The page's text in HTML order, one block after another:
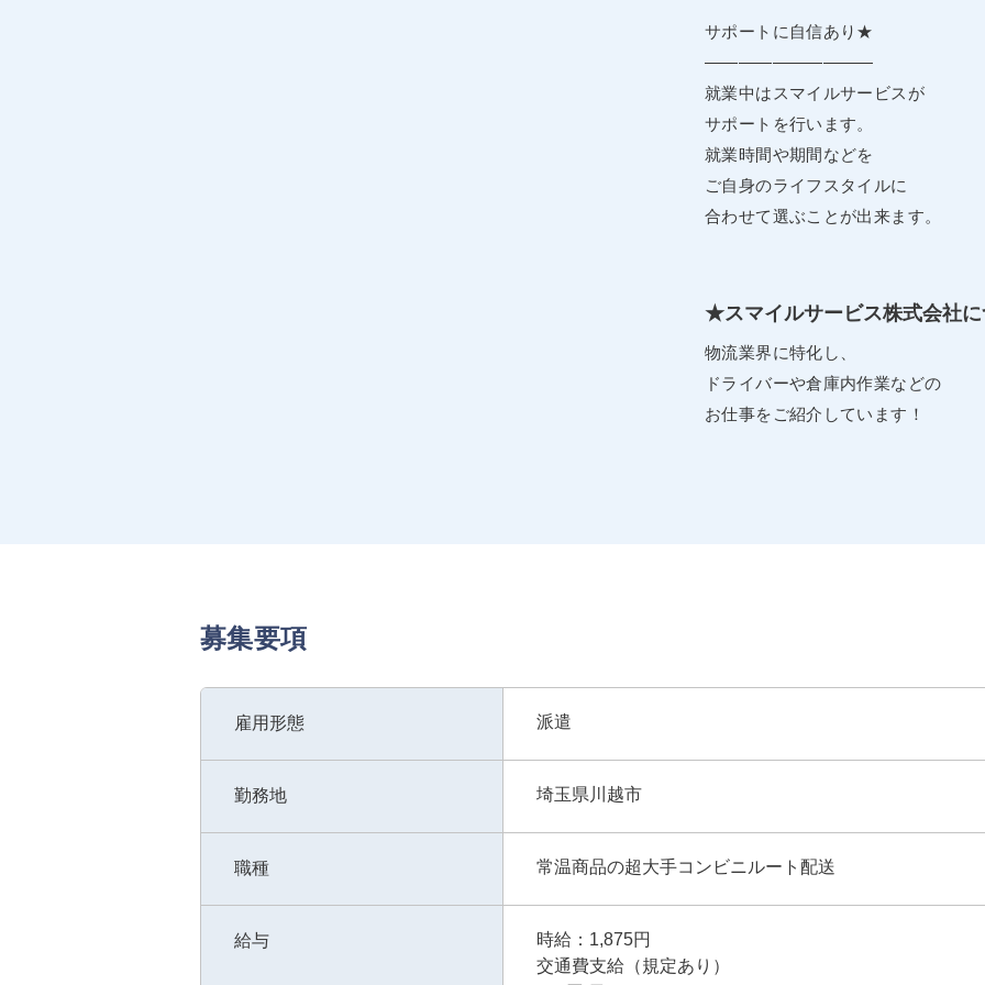
サポートに自信あり★
――――――――――
就業中はスマイルサービスが
サポートを行います。
就業時間や期間などを
ご自身のライフスタイルに
合わせて選ぶことが出来ます。
★スマイルサービス株式会社
物流業界に特化し、
ドライバーや倉庫内作業などの
お仕事をご紹介しています！
募集要項
雇用形態 派遣
勤務地 埼玉県川越市
職種 常温商品の超大手コンビニルート配送
給与
時給：1,875円
交通費支給（規定あり）